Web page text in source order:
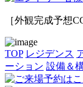
［外観完成予想
TOP レジデンス
ーション 設備＆